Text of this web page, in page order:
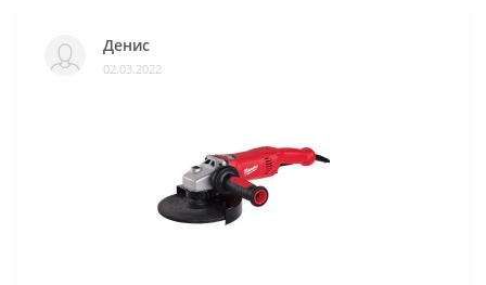
Денис
02.03.2022